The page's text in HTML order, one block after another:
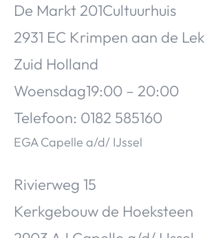
De Markt 201Cultuurhuis
2931 EC Krimpen aan de Lek
Zuid Holland
Woensdag19:00 – 20:00
Telefoon: 0182 585160
EGA Capelle a/d/ IJssel
Rivierweg 15
Kerkgebouw de Hoeksteen